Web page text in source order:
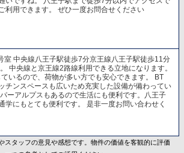
利用できます。 ぜひ一度お問合せください
中央線八王子駅徒歩7分京王線八王子駅徒歩11分
中央線と京王線2路線利用できる立地になります。
いるので、荷物が多い方でも安心できます。 BT
チンスペースも広いため充実した設備が備わってい
ーアルプスもあるので生活にも便利です。八王子
学にもとても便利です。 是非一度お問い合わせく
スタッフの意見や感想です。物件の価値を客観的に評価